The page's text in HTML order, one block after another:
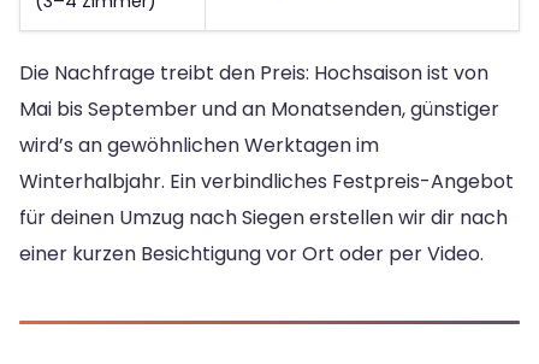
Die Nachfrage treibt den Preis: Hochsaison ist von
Mai bis September und an Monatsenden, günstiger
wird’s an gewöhnlichen Werktagen im
Winterhalbjahr. Ein verbindliches Festpreis-Angebot
für deinen Umzug nach Siegen erstellen wir dir nach
einer kurzen Besichtigung vor Ort oder per Video.